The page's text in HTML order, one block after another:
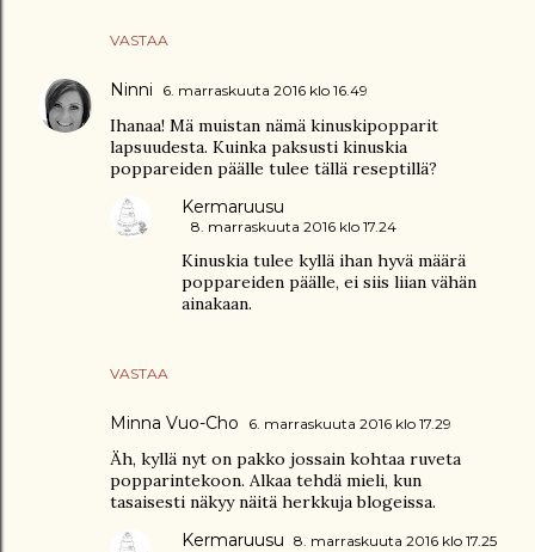
VASTAA
Ninni 6. marraskuuta 2016 klo 16.49
Ihanaa! Mä muistan nämä kinuskipopparit
lapsuudesta. Kuinka paksusti kinuskia
poppareiden päälle tulee tällä reseptillä?
VASTAA
Kermaruusu
8. marraskuuta 2016 klo 17.24
Kinuskia tulee kyllä ihan hyvä määrä
poppareiden päälle, ei siis liian vähän
ainakaan.
Minna Vuo-Cho 6. marraskuuta 2016 klo 17.29
Äh, kyllä nyt on pakko jossain kohtaa ruveta
popparintekoon. Alkaa tehdä mieli, kun
tasaisesti näkyy näitä herkkuja blogeissa.
Kermaruusu 8. marraskuuta 2016 klo 17.25